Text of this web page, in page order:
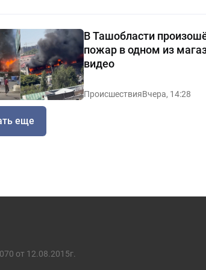
В Ташобласти
пожар в одном из
видео
ПроисшествияВчера, 14:28
еще
от 12.08.2015г.